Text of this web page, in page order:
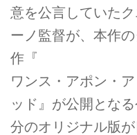
意を公言していた
ーノ監督が、本作
作『
ワンス・アポン・
ッド』が公開とな
分のオリジナル版が